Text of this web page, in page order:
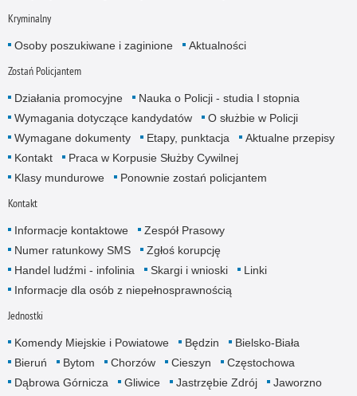
Kryminalny
Osoby poszukiwane i zaginione Aktualności
Zostań Policjantem
Działania promocyjne
Nauka o Policji - studia I stopnia
Wymagania dotyczące kandydatów
O służbie w Policji
Wymagane dokumenty
Etapy, punktacja
Aktualne przepisy
Kontakt
Praca w Korpusie Służby Cywilnej
Klasy mundurowe
Ponownie zostań policjantem
Kontakt
Informacje kontaktowe
Zespół Prasowy
Numer ratunkowy SMS
Zgłoś korupcję
Handel ludźmi - infolinia
Skargi i wnioski
Linki
Informacje dla osób z niepełnosprawnością
Jednostki
Komendy Miejskie i Powiatowe Będzin
Bielsko-Biała
Bieruń
Bytom Chorzów Cieszyn
Częstochowa
Dąbrowa Górnicza
Gliwice Jastrzębie Zdrój
Jaworzno